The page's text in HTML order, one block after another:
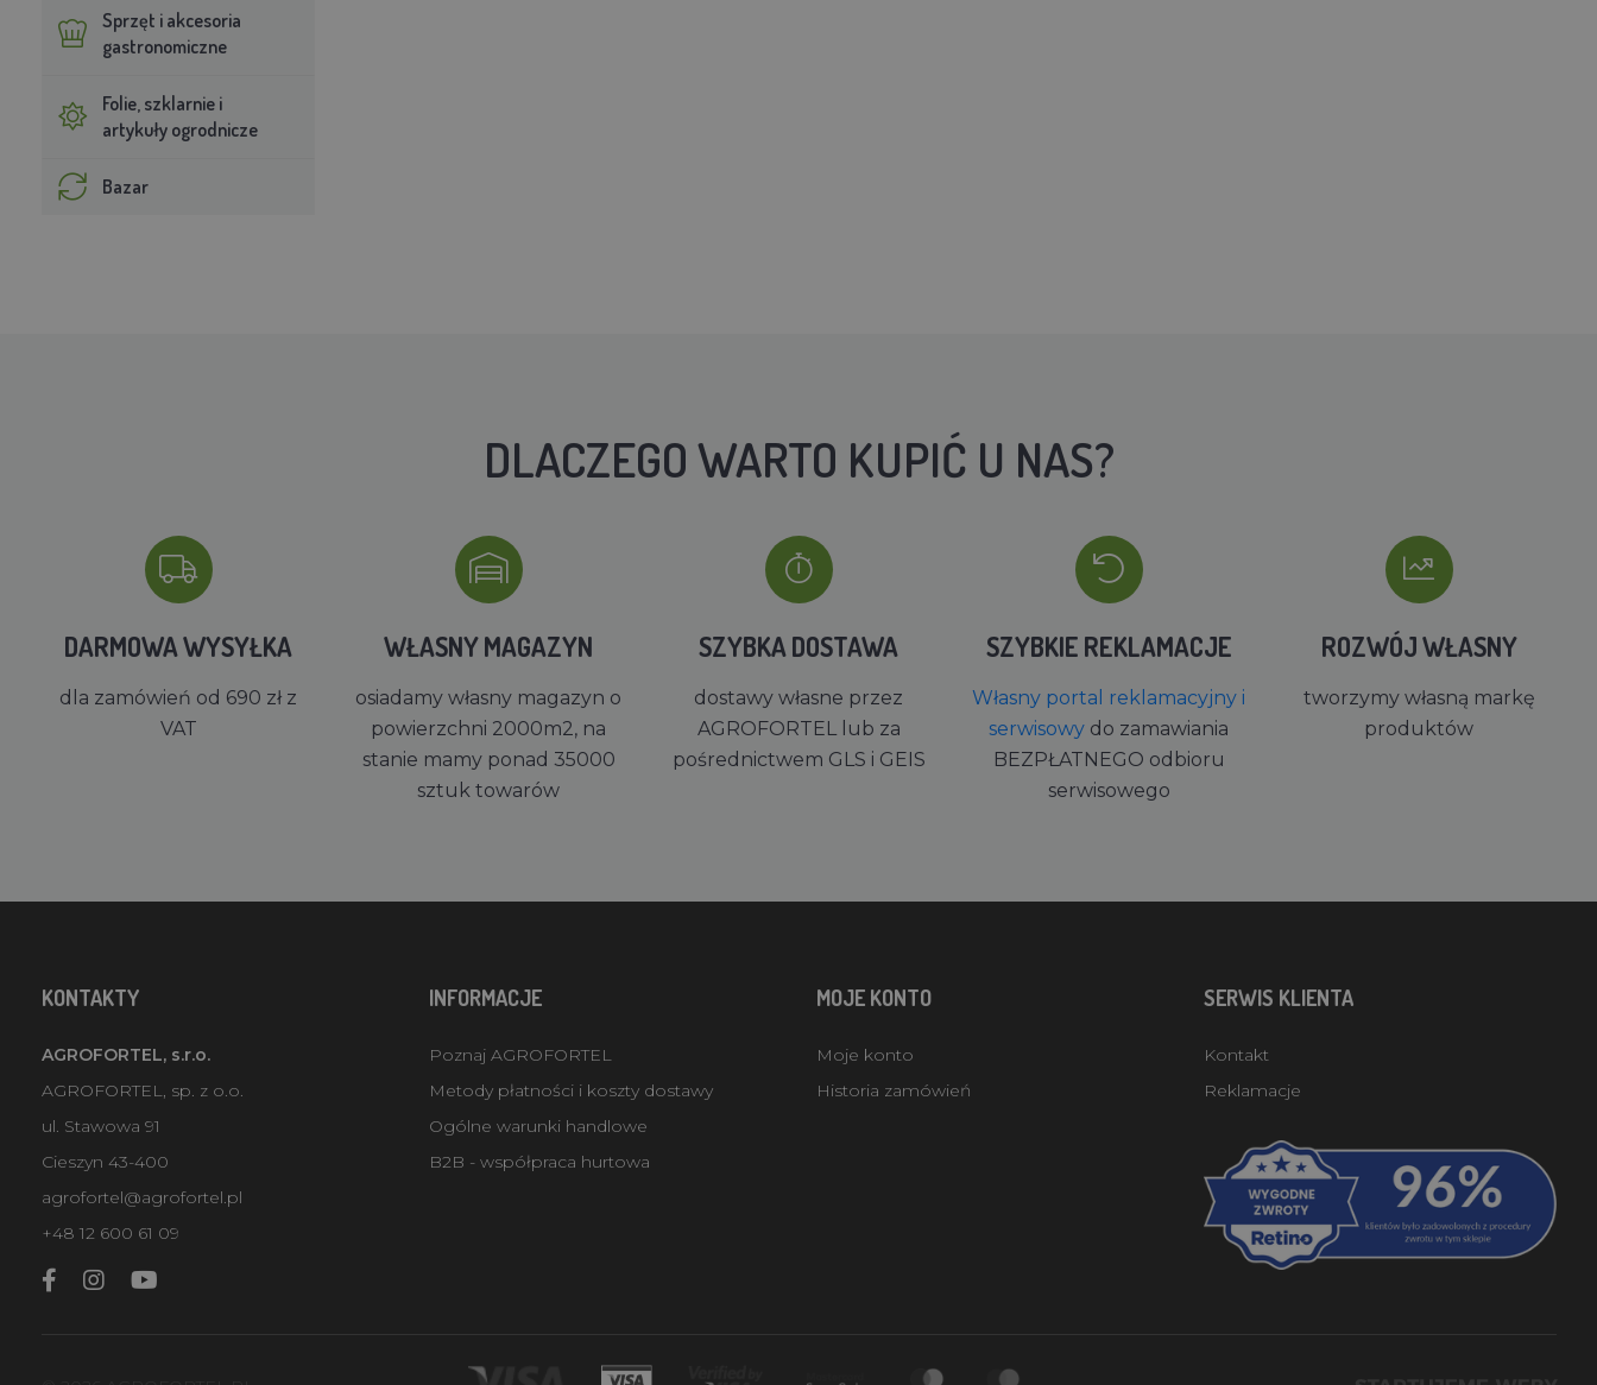
Sprzęt i akcesoria
gastronomiczne
Folie, szklarnie i
artykuły ogrodnicze
Bazar
DLACZEGO WARTO KUPIĆ U NAS?
DARMOWA WYSYŁKA
dla zamówień od 690 zł z
VAT
WŁASNY MAGAZYN
osiadamy własny magazyn o
powierzchni 2000m2, na
stanie mamy ponad 35000
sztuk towarów
SZYBKA DOSTAWA
dostawy własne przez
AGROFORTEL lub za
pośrednictwem GLS i GEIS
SZYBKIE REKLAMACJE
Własny portal reklamacyjny i
serwisowy do zamawiania
BEZPŁATNEGO odbioru
serwisowego
ROZWÓJ WŁASNY
tworzymy własną markę
produktów
KONTAKTY
AGROFORTEL, s.r.o.
AGROFORTEL, sp. z o.o.
ul. Stawowa 91
Cieszyn 43-400
agrofortel@agrofortel.pl
+48 12 600 61 09
INFORMACJE
Poznaj AGROFORTEL
Metody płatności i koszty dostawy
Ogólne warunki handlowe
B2B - współpraca hurtowa
MOJE KONTO
Moje konto
Historia zamówień
SERWIS KLIENTA
Kontakt
Reklamacje